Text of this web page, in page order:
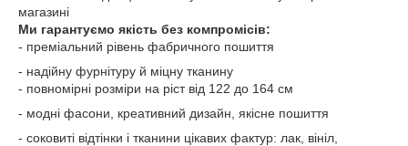
магазині
Ми гарантуємо якість без компромісів:
- преміальний рівень фабричного пошиття
- надійну фурнітуру й міцну тканину
- повномірні розміри на ріст від 122 до 164 см
- модні фасони, креативний дизайн, якісне пошиття
- соковиті відтінки і тканини цікавих фактур: лак, вініл,